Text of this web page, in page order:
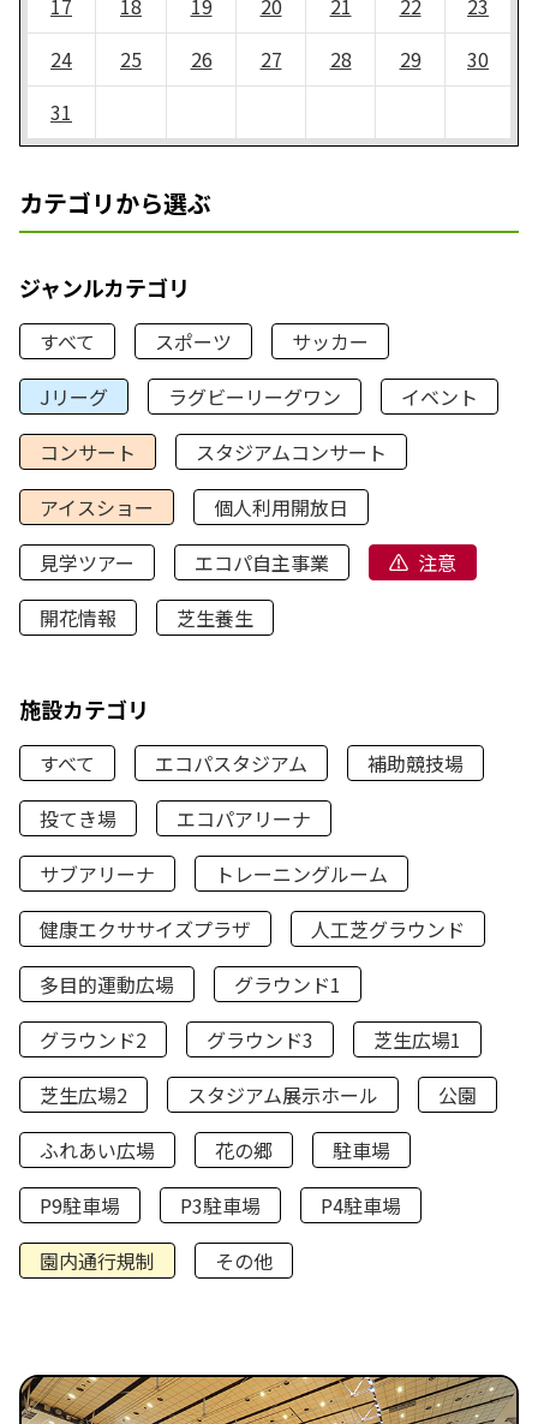
24
25 26 27 28 29
30
31
カテゴリから選ぶ
ジャンルカテゴリ
すべて スポーツ
サッカー
Jリーグ
ラグビーリーグワン
イベント
コンサート
スタジアムコンサート
アイスショー
個人利用開放日
見学ツアー
エコパ自主事業
注意
開花情報
芝生養生
施設カテゴリ
すべて エコパスタジアム
補助競技場
投てき場
エコパアリーナ
サブアリーナ
トレーニングルーム
健康エクササイズプラザ
人工芝グラウンド
多目的運動広場
グラウンド1
グラウンド2
グラウンド3
芝生広場1
芝生広場2
スタジアム展示ホール
公園
ふれあい広場
花の郷
駐車場
P9駐車場
P3駐車場
P4駐車場
園内通行規制
その他